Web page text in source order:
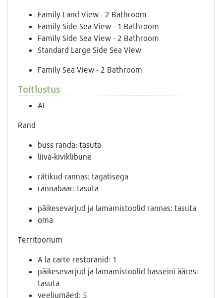
Family Land View - 2 Bathroom
Family Side Sea View - 1 Bathroom
Family Side Sea View - 2 Bathroom
Standard Large Side Sea View
Family Sea View - 2 Bathroom
Toitlustus
AI
Rand
buss randa: tasuta
liiva-kiviklibune
rätikud rannas: tagatisega
rannabaar: tasuta
päikesevarjud ja lamamistoolid rannas: tasuta
oma
Territoorium
A la carte restoranid: 1
päikesevarjud ja lamamistoolid basseini ääres:
tasuta
veeliumäed: 5